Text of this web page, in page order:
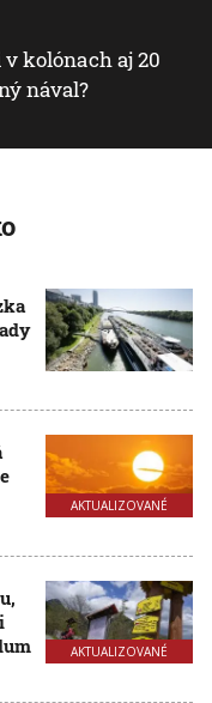
kolónach aj 20
nával?
AKTUALIZOVANÉ
AKTUALIZOVANÉ